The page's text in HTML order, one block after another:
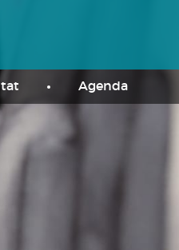
Agenda